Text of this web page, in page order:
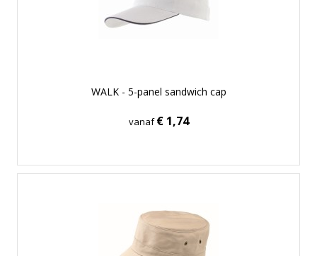
WALK - 5-panel sandwich cap
vanaf€ 1,74